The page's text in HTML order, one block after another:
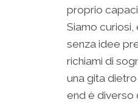
proprio
Siamo
senza idee
richiami di
una gita
end è diverso